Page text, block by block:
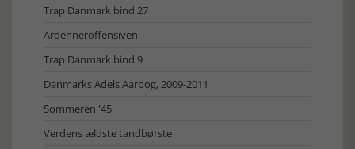
Trap Danmark bind 27
Ardenneroffensiven
Trap Danmark bind 9
Danmarks Adels Aarbog, 2009-2011
Sommeren '45
Verdens ældste tandbørste